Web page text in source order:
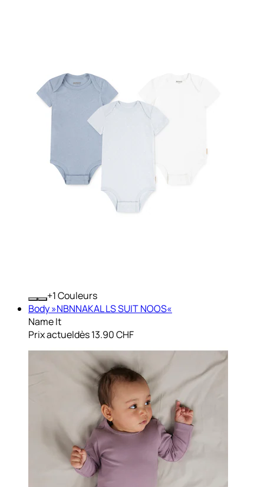
+ Couleurs
Body »NBNNAKAL LS SUIT NOOS«
Name It
Prix actueldès13.90 CHF